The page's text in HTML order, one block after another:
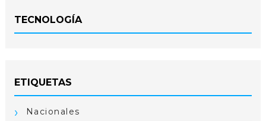
TECNOLOGÍA
ETIQUETAS
Nacionales